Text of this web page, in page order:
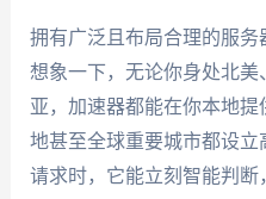
拥有广泛且布局合理的服务
想象一下，无论你身处北
亚，加速器都能在你本地
地甚至全球重要城市都设
请求时，它能立刻智能判